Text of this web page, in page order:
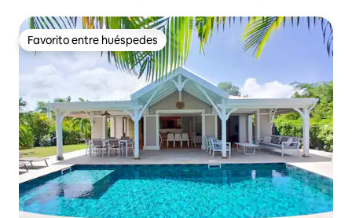
Favorito entre huéspedes
Favorito entre huéspedes